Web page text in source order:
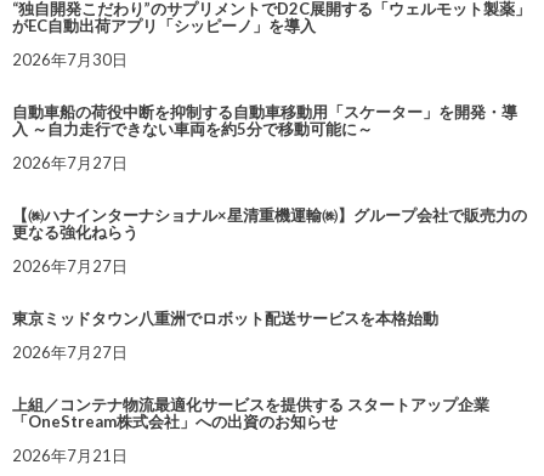
“独自開発こだわり”のサプリメントでD2C展開する「ウェルモット製薬」
がEC自動出荷アプリ「シッピーノ」を導入
2026年7月30日
自動車船の荷役中断を抑制する自動車移動用「スケーター」を開発・導
入 ～自力走行できない車両を約5分で移動可能に～
2026年7月27日
【㈱ハナインターナショナル×星清重機運輸㈱】グループ会社で販売力の
更なる強化ねらう
2026年7月27日
東京ミッドタウン八重洲でロボット配送サービスを本格始動
2026年7月27日
上組／コンテナ物流最適化サービスを提供する スタートアップ企業
「OneStream株式会社」への出資のお知らせ
2026年7月21日